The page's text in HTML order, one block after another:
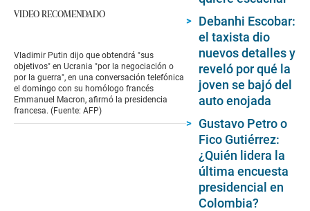
VIDEO RECOMENDADO
Vladimir Putin dijo que obtendrá "sus
objetivos" en Ucrania "por la negociación o
por la guerra", en una conversación telefónica
el domingo con su homólogo francés
Emmanuel Macron, afirmó la presidencia
francesa. (Fuente: AFP)
Debanhi Escobar:
el taxista dio
nuevos detalles y
reveló por qué la
joven se bajó del
auto enojada
Gustavo Petro o
Fico Gutiérrez:
¿Quién lidera la
última encuesta
presidencial en
Colombia?